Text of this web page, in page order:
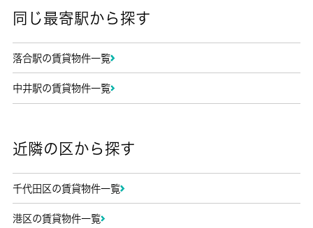
同じ最寄駅から探す
落合駅の賃貸物件一覧
中井駅の賃貸物件一覧
近隣の区から探す
千代田区の賃貸物件一覧
港区の賃貸物件一覧